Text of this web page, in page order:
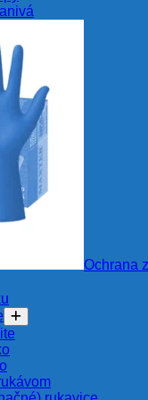
Ochrana